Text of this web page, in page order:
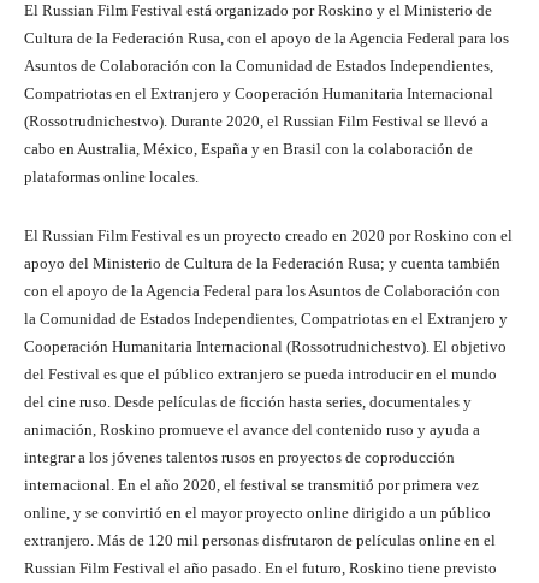
El Russian Film Festival está organizado por Roskino y el Ministerio de
Cultura de la Federación Rusa, con el apoyo de la Agencia Federal para los
Asuntos de Colaboración con la Comunidad de Estados Independientes,
Compatriotas en el Extranjero y Cooperación Humanitaria Internacional
(Rossotrudnichestvo). Durante 2020, el Russian Film Festival se llevó a
cabo en Australia, México, España y en Brasil con la colaboración de
plataformas online locales.
El Russian Film Festival es un proyecto creado en 2020 por Roskino con el
apoyo del Ministerio de Cultura de la Federación Rusa; y cuenta también
con el apoyo de la Agencia Federal para los Asuntos de Colaboración con
la Comunidad de Estados Independientes, Compatriotas en el Extranjero y
Cooperación Humanitaria Internacional (Rossotrudnichestvo). El objetivo
del Festival es que el público extranjero se pueda introducir en el mundo
del cine ruso. Desde películas de ficción hasta series, documentales y
animación, Roskino promueve el avance del contenido ruso y ayuda a
integrar a los jóvenes talentos rusos en proyectos de coproducción
internacional. En el año 2020, el festival se transmitió por primera vez
online, y se convirtió en el mayor proyecto online dirigido a un público
extranjero. Más de 120 mil personas disfrutaron de películas online en el
Russian Film Festival el año pasado. En el futuro, Roskino tiene previsto